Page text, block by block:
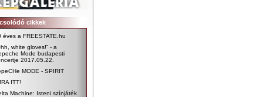
cikkek
éves a FREESTATE.hu
white gloves!” - a
Mode budapesti
2017.05.22.
MODE - SPIRIT
ITT!
Machine: Isteni színjáték